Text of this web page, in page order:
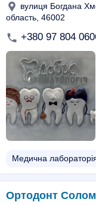
вулиця Богдана
область, 46002
+380 97 804
Медична
Ортодонт